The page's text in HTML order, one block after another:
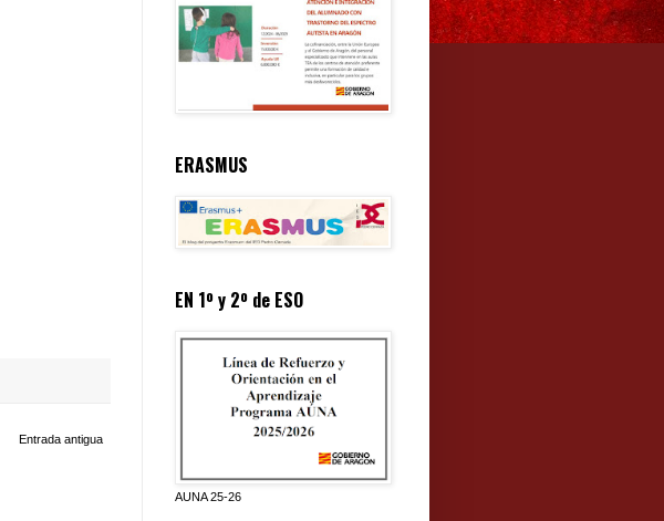
Entrada antigua
ERASMUS
EN 1º y 2º de ESO
AUNA 25-26